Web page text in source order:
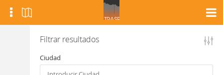
Filtrar resultados
Ciudad